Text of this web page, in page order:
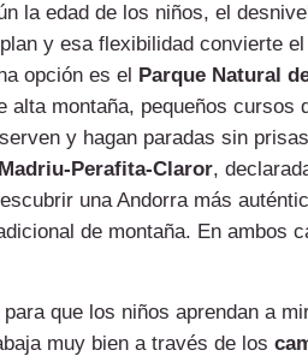
la edad de los niños, el
y esa flexibilidad convierte
opción es el
Parque Natural
montaña, pequeños cursos
y hagan paradas sin
Perafita-Claror,
una Andorra más
de montaña. En ambos
que los niños aprendan a
muy bien a través de los